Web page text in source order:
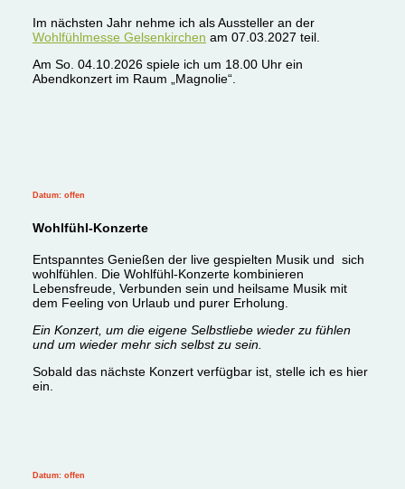
Im nächsten Jahr nehme ich als Aussteller an der
Wohlfühlmesse Gelsenkirchen am 07.03.2027 teil.
Am So. 04.10.2026 spiele ich um 18.00 Uhr ein
Abendkonzert im Raum „Magnolie“.
Datum: offen
Wohlfühl-Konzerte
Entspanntes Genießen der live gespielten Musik und sich
wohlfühlen. Die Wohlfühl-Konzerte kombinieren
Lebensfreude, Verbunden sein und heilsame Musik mit
dem Feeling von Urlaub und purer Erholung.
Ein Konzert, um die eigene Selbstliebe wieder zu fühlen
und um wieder mehr sich selbst zu sein.
Sobald das nächste Konzert verfügbar ist, stelle ich es hier
ein.
Datum: offen